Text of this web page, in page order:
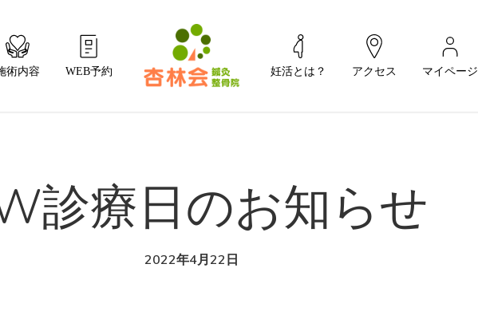
術内容 WEB予約 妊活とは？ アクセス マイページ
診療日のお知らせ
2022年4月22日